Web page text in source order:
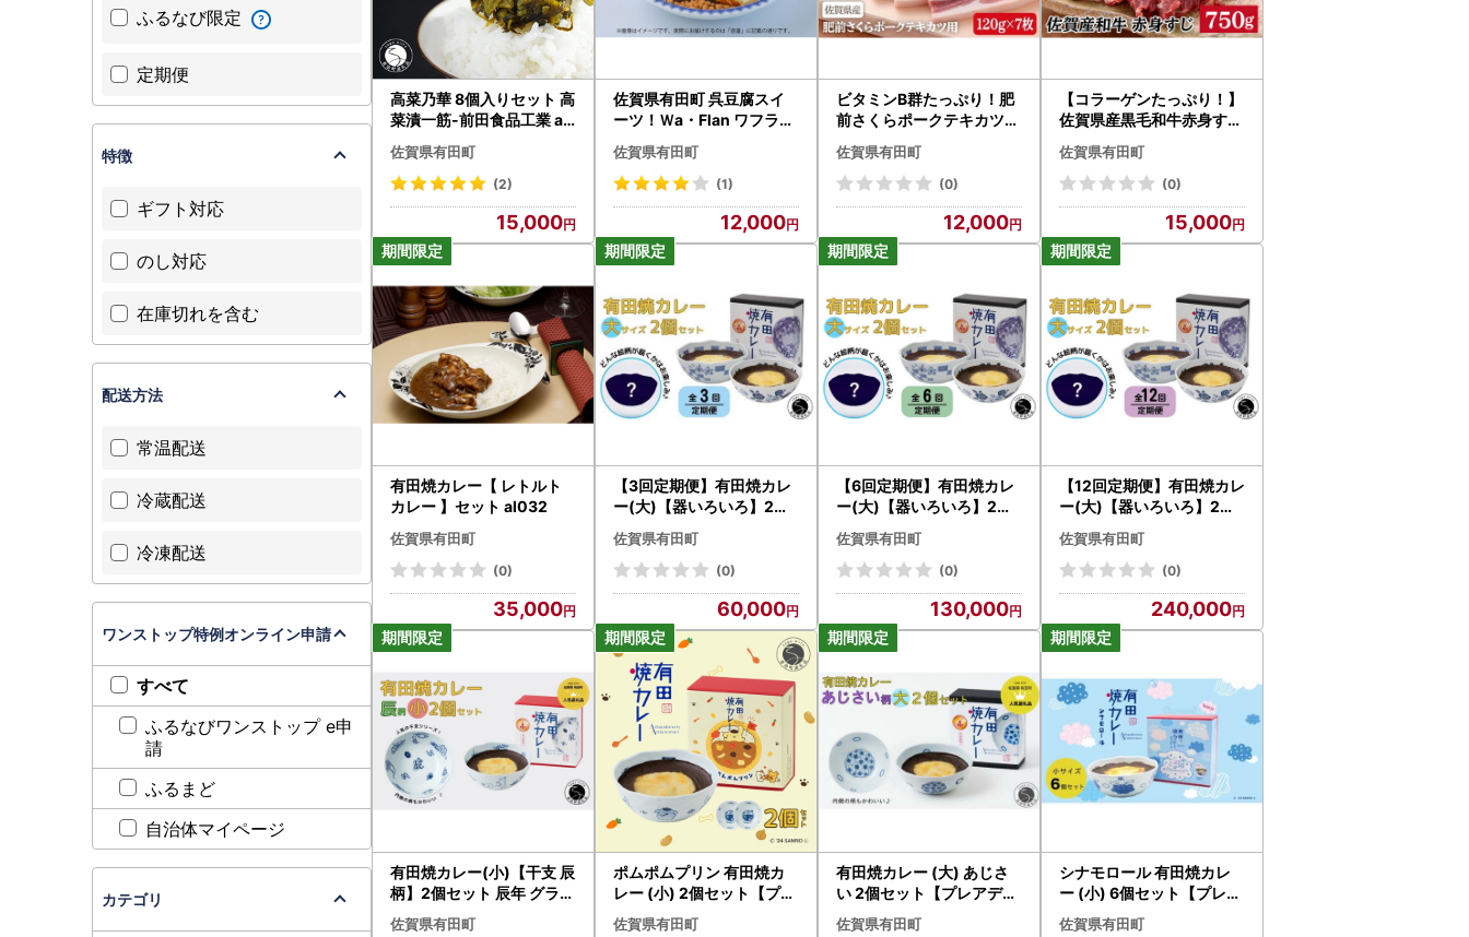
◆有田町ふるさと納税サポートセンター
TEL:0955-29-8322
メール:fulusato@aritacci.jp
受付時間:平日9:00～17:00
※メールでのお問い合わせの場合、(1)寄附者名、(2)ご利用のポータルサイト名、(3)お電話番号、(4)お申込み日を、必ず明記くだ
さい。
【お礼の品の破損・欠陥品に関して】
万が一、お礼の品に破損や欠陥等の不具合があった場合は、お礼の品の状態を撮影していただき、画像データをメールに添付の
上、サポートセンターまで送信ください。
※初期不良の場合、お礼の品の到着後8日が経過した場合は対応できませんので、ご了承ください。
※お客様都合での返品・交換は承っておりません。一度使用されたものについても同様です。
・返礼品発送時のお知らせは、メール送信のみとさせていただきます。電話でのご案内はしておりません。ご了承下さい。
・ふるさと納税をイメージさせ商品を売りつけようとする悪質なショッピングサイトがあります。ご不明な場合は、必ず寄附の手
続きを行う前にお尋ねください。
【お礼の品発送メールや、町からの重要なお知らせが届かない場合がございます】
ご利用のセキュリティソフトやメールソフトに、迷惑メール防止機能が付いている等迷惑メールフォルダやゴミ箱に自動振り分け
されたり、
携帯メールの場合、携帯電話以外からのメールは受信しない標準設定がされている等で発送メールが受信できない場合がございま
す。
【長期不在について】
・5日間以上のご不在期間がある場合には、寄附申込フォームの備考欄へご記入ください。
※繁忙期につきましては、お届け時間をご指定いただいても時間が前後する場合がございます。
【有田焼ができるまで】
１：成形（陶土で形を作る工程です。大きく分けて、ろくろ成形と鋳込み成形の2種類があります。成形し乾燥させた後、約900
度の素焼き窯で焼き上げ、強度と吸水性を高めます。）
２：下絵付け（呉須で文様を描きます。）
３：施釉（磁器の表面にガラスの光沢を与えるために釉薬をかけます。）
４：本焼（本焼き窯で約1300度の高温で焼き上げます。）
５：上絵付（焼成後の釉薬の上に色絵具で文様を描きます。）
高菜乃華 8個入りセット 高
菜漬一筋-前田食品工業 ag
佐賀県有田町
(2)
15,000
佐賀県有田町 呉豆腐スイ
ーツ！Ｗa・Flan ワフラン
佐賀県有田町
(1)
12,000
ビタミンB群たっぷり！肥
前さくらポークテキカツ用
佐賀県有田町
(0)
12,000
【コラーゲンたっぷり！】
佐賀県産黒毛和牛赤身すじ
佐賀県有田町
(0)
15,000
有田焼カレー【 レトルト
カレー 】セット al032
佐賀県有田町
(0)
35,000
【3回定期便】有田焼カレ
ー(大)【器いろいろ】2個
プリ テレビ番組全国駅弁
ランキング１位 al025
佐賀県有田町
(0)
60,000
【6回定期便】有田焼カレ
ー(大)【器いろいろ】2個
プリ テレビ番組全国駅弁
ランキング1位 al027
佐賀県有田町
(0)
130,000
【12回定期便】有田焼カレ
ー(大)【器いろいろ】2個
プリ テレビ番組全国駅弁
ランキング1位 al018
佐賀県有田町
(0)
240,000
有田焼カレー(小)【干支 辰
柄】2個セット 辰年 グラン
プリ スパイス ギフト プレ
佐賀県有田町
ポムポムプリン 有田焼カ
レー (小) 2個セット【プレ
アデス】コラボ ボウル お
佐賀県有田町
有田焼カレー (大) あじさ
い 2個セット【プレアデス
】ボウル お皿 焼カレー 佐
佐賀県有田町
シナモロール 有田焼カレ
ー (小) 6個セット【プレア
デス】コラボ ボウル お皿
佐賀県有田町
ふるなび限定
定期便
特徴
ギフト対応
のし対応
在庫切れを含む
配送方法
常温配送
冷蔵配送
冷凍配送
ワンストップ特例オンライン申請
すべて
ふるなびワンストップ e申
請
ふるまど
自治体マイページ
カテゴリ